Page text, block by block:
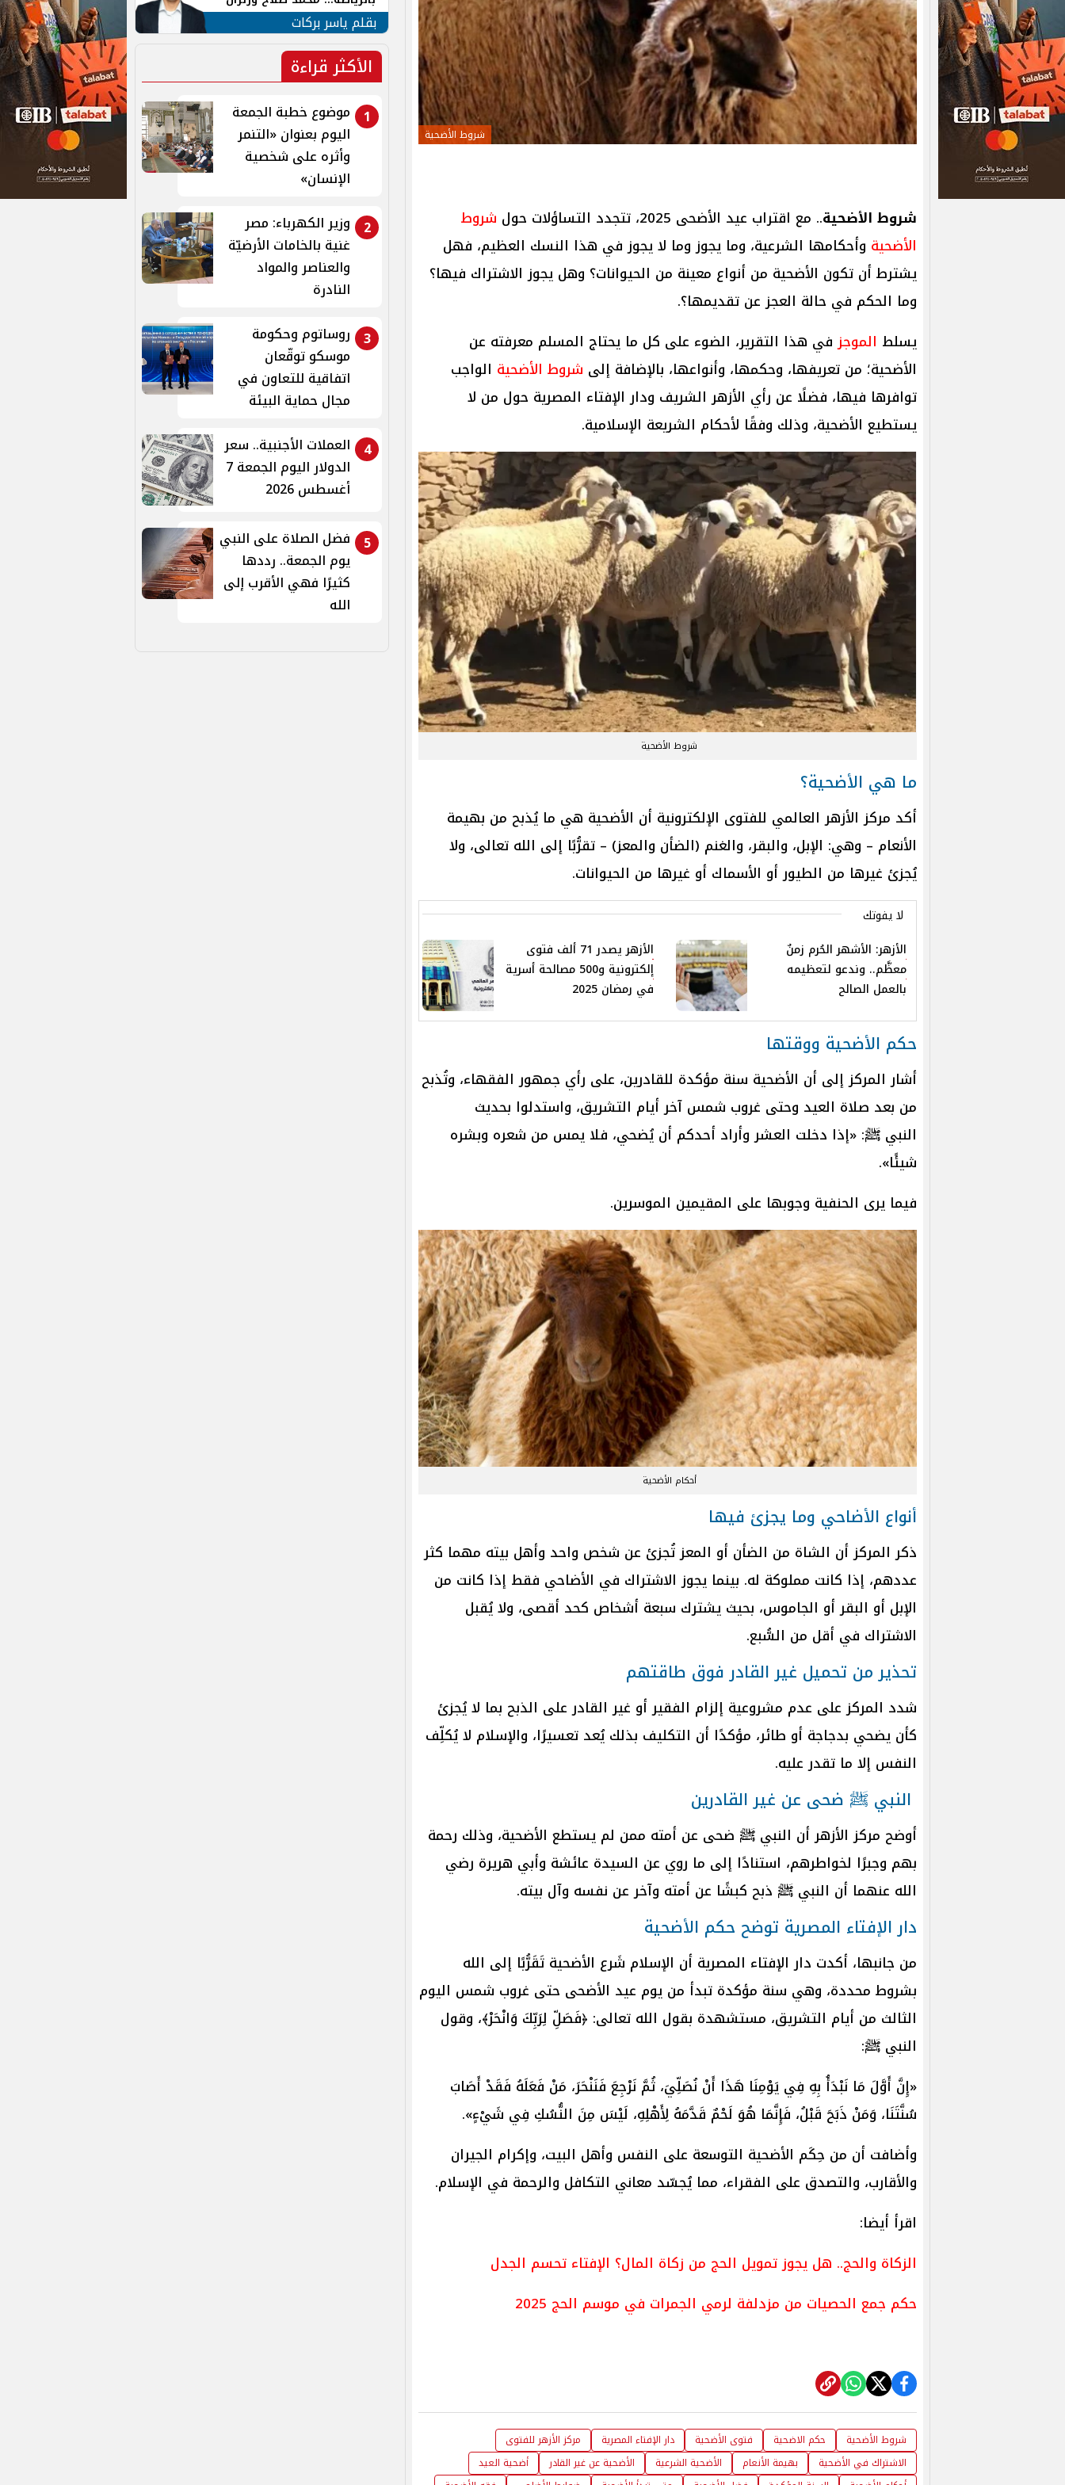
شروط الأضحية
شروط الأضحية.. مع اقتراب عيد الأضحى 2025، تتجدد التساؤلات حول
شروط
الأضحية وأحكامها الشرعية، وما يجوز وما لا يجوز في هذا النسك العظيم، فهل
يشترط أن تكون الأضحية من أنواع معينة من الحيوانات؟ وهل يجوز الاشتراك فيها؟
وما الحكم في حالة العجز عن تقديمها؟.
يسلط الموجزفي هذا التقرير، الضوء على كل ما يحتاج المسلم معرفته عن
الأضحية؛ من تعريفها، وحكمها، وأنواعها، بالإضافة إلى شروط الأضحية الواجب
توافرها فيها، فضلًا عن رأي الأزهر الشريف ودار الإفتاء المصرية حول من لا
يستطيع الأضحية، وذلك وفقًا لأحكام الشريعة الإسلامية.
شروط الأضحية
ما هي الأضحية؟
أكد مركز الأزهر العالمي للفتوى الإلكترونية أن الأضحية هي ما يُذبح من بهيمة
الأنعام – وهي: الإبل، والبقر، والغنم (الضأن والمعز) – تقرُّبًا إلى الله تعالى، ولا
يُجزئ غيرها من الطيور أو الأسماك أو غيرها من الحيوانات.
لا يفوتك
الأزهر: الأشهر الحُرم زمنٌ
معظَّم.. وندعو لتعظيمه
بالعمل الصالح
الأزهر يصدر 71 ألف فتوى
إلكترونية و500 مصالحة أسرية
في رمضان 2025
حكم الأضحية ووقتها
أشار المركز إلى أن الأضحية سنة مؤكدة للقادرين، على رأي جمهور الفقهاء، وتُذبح
من بعد صلاة العيد وحتى غروب شمس آخر أيام التشريق، واستدلوا بحديث
النبي ﷺ: «إذا دخلت العشر وأراد أحدكم أن يُضحي، فلا يمس من شعره وبشره
شيئًا».
فيما يرى الحنفية وجوبها على المقيمين الموسرين.
أحكام الأضحية
أنواع الأضاحي وما يجزئ فيها
ذكر المركز أن الشاة من الضأن أو المعز تُجزئ عن شخص واحد وأهل بيته مهما كثر
عددهم، إذا كانت مملوكة له. بينما يجوز الاشتراك في الأضاحي فقط إذا كانت من
الإبل أو البقر أو الجاموس، بحيث يشترك سبعة أشخاص كحد أقصى، ولا يُقبل
الاشتراك في أقل من السُّبع.
تحذير من تحميل غير القادر فوق طاقتهم
شدد المركز على عدم مشروعية إلزام الفقير أو غير القادر على الذبح بما لا يُجزئ
كأن يضحي بدجاجة أو طائر، مؤكدًا أن التكليف بذلك يُعد تعسيرًا، والإسلام لا يُكلِّف
النفس إلا ما تقدر عليه.
النبي ﷺ ضحى عن غير القادرين
أوضح مركز الأزهر أن النبي ﷺ ضحى عن أمته ممن لم يستطع الأضحية، وذلك رحمة
بهم وجبرًا لخواطرهم، استنادًا إلى ما روي عن السيدة عائشة وأبي هريرة رضي
الله عنهما أن النبي ﷺ ذبح كبشًا عن أمته وآخر عن نفسه وآل بيته.
دار الإفتاء المصرية توضح حكم الأضحية
من جانبها، أكدت دار الإفتاء المصرية أن الإسلام شَرع الأضحية تَقَرُّبًا إلى الله
بشروط محددة، وهي سنة مؤكدة تبدأ من يوم عيد الأضحى حتى غروب شمس اليوم
الثالث من أيام التشريق، مستشهدة بقول الله تعالى: ﴿فَصَلِّ لِرَبِّكَ وَانْحَرْ﴾، وقول
النبي ﷺ:
«إِنَّ أَوَّلَ مَا نَبْدَأُ بِهِ فِي يَوْمِنَا هَذَا أَنْ نُصَلِّيَ، ثُمَّ نَرْجِعَ فَنَنْحَرَ، مَنْ فَعَلَهُ فَقَدْ أَصَابَ
سُنَّتَنَا، وَمَنْ ذَبَحَ قَبْلُ، فَإِنَّمَا هُوَ لَحْمٌ قَدَّمَهُ لِأَهْلِهِ، لَيْسَ مِنَ النُّسُكِ فِي شَيْءٍ».
وأضافت أن من حِكَم الأضحية التوسعة على النفس وأهل البيت، وإكرام الجيران
والأقارب، والتصدق على الفقراء، مما يُجسّد معاني التكافل والرحمة في الإسلام.
اقرأ أيضا:
الزكاة والحج.. هل يجوز تمويل الحج من زكاة المال؟ الإفتاء تحسم الجدل
حكم جمع الحصيات من مزدلفة لرمي الجمرات في موسم الحج 2025
شروط الأضحية حكم الاضحية فتوى الأضحية دار الإفتاء المصرية
مركز الأزهر للفتوى
الاشتراك في الأضحية
بهيمة الأنعام الأضحية الشرعية الأضحية عن غير القادر
أضحية العيد
الهوية في الشارع التركي
بقلم ياسر بركات
الأكثر قراءة
1
موضوع خطبة الجمعة
اليوم بعنوان «التنمر
وأثره على شخصية
الإنسان»
2
وزير الكهرباء: مصر
غنية بالخامات الأرضيّة
والعناصر والمواد
النادرة
3 روساتوم وحكومة
موسكو توقّعان
اتفاقية للتعاون في
مجال حماية البيئة
4
العملات الأجنبية.. سعر
الدولار اليوم الجمعة 7
أغسطس 2026
5
فضل الصلاة على النبي
يوم الجمعة.. رددها
كثيرًا فهي الأقرب إلى
الله